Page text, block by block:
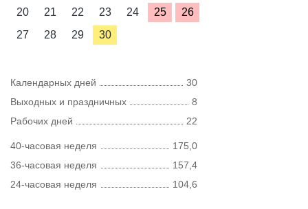
20
21 22 23 24 25
26
27
28 29 30
Календарных дней
30
Выходных и праздничных
8
Рабочих дней
22
40-часовая неделя
175,0
36-часовая неделя
157,4
24-часовая неделя
104,6